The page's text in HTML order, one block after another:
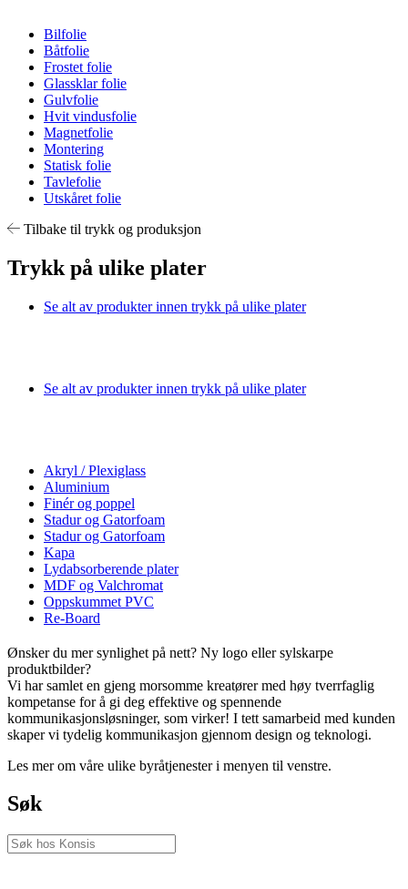
Bilfolie
Båtfolie
Frostet folie
Glassklar folie
Gulvfolie
Hvit vindusfolie
Magnetfolie
Montering
Statisk folie
Tavlefolie
Utskåret folie
Tilbake til trykk og produksjon
Trykk på ulike plater
Se alt av produkter innen trykk på ulike plater
Se alt av produkter innen trykk på ulike plater
Akryl / Plexiglass
Aluminium
Finér og poppel
Stadur og Gatorfoam
Stadur og Gatorfoam
Kapa
Lydabsorberende plater
MDF og Valchromat
Oppskummet PVC
Re-Board
Ønsker du mer synlighet på nett? Ny logo eller sylskarpe
produktbilder?
Vi har samlet en gjeng morsomme kreatører med høy tverrfaglig
kompetanse for å gi deg effektive og spennende
kommunikasjonsløsninger, som virker! I tett samarbeid med kunden
skaper vi tydelig kommunikasjon gjennom design og teknologi.
Les mer om våre ulike byråtjenester i menyen til venstre.
Søk